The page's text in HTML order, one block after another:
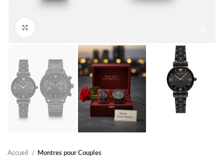
Accueil Montres pour Couples